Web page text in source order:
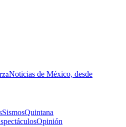
Noticias de México, desde
SismosQuintana
Opinión